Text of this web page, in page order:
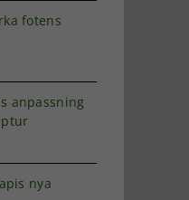
fotens
anpassning
nya